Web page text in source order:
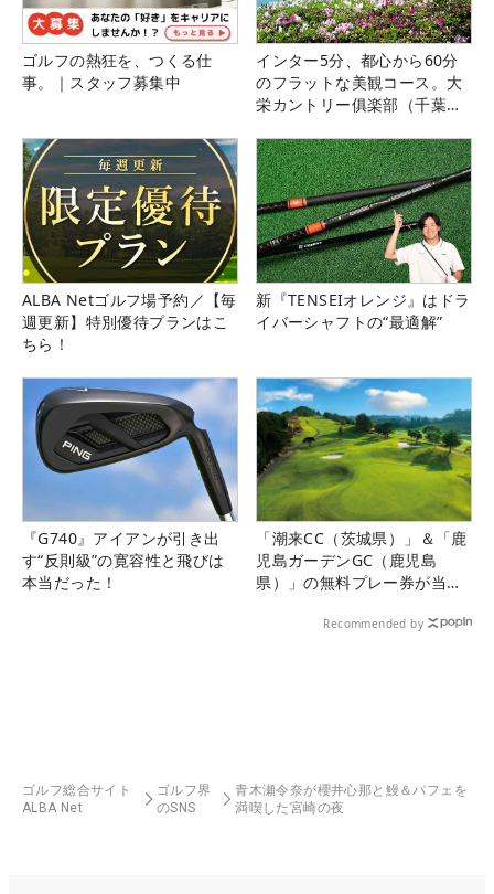
ゴルフの熱狂を、つくる仕
事。｜スタッフ募集中
インター5分、都心から60分
のフラットな美観コース。大
栄カントリー俱楽部（千葉
ALBA Netゴルフ場予約／【毎
週更新】特別優待プランはこ
ちら！
新『TENSEIオレンジ』はドラ
イバーシャフトの“最適解”
『G740』アイアンが引き出
す“反則級”の寛容性と飛びは
本当だった！
「潮来CC（茨城県）」＆「鹿
児島ガーデンGC（鹿児島
県）」の無料プレー券が当た
Recommended by
ゴルフ総合サイト
ALBA Net
ゴルフ界
のSNS
青木瀬令奈が櫻井心那と鰻＆パフェを
満喫した宮崎の夜